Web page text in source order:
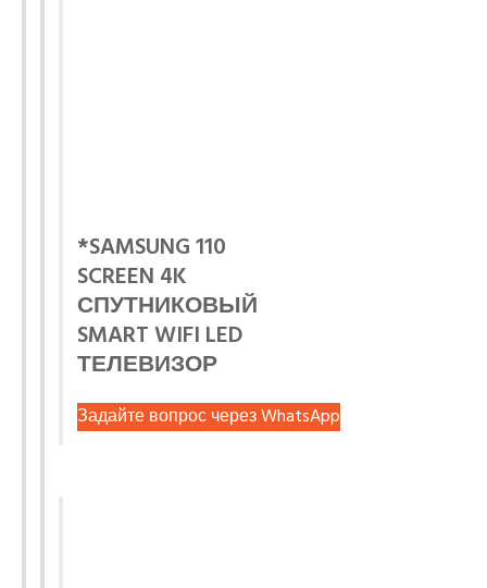
*SAMSUNG 110
SCREEN 4K
СПУТНИКОВЫЙ
SMART WIFI LED
ТЕЛЕВИЗОР
Задайте вопрос через WhatsApp